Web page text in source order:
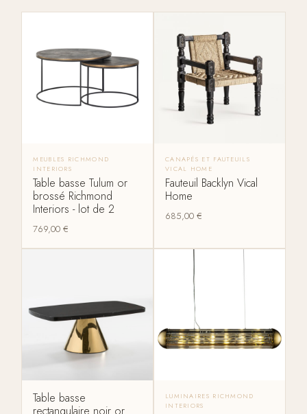
MEUBLES RICHMOND
INTERIORS
Table basse Tulum or
brossé Richmond
Interiors - lot de 2
769,00€
CANAPÉS ET FAUTEUILS
VICAL HOME
Fauteuil Backlyn Vical
Home
685,00 €
Table basse
rectangulaire noir or
LUMINAIRES RICHMOND
INTERIORS